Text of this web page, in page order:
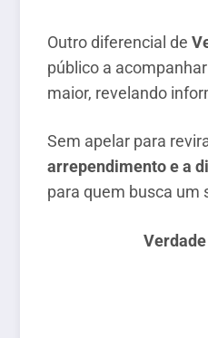
Outro diferencial de
público a
maior, revelando
Sem apelar para
arrependimento e a
para quem busca um